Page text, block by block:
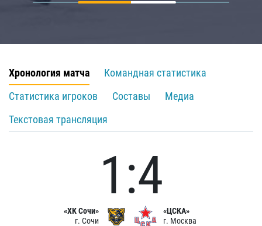
Хронология матча
Командная статистика
Статистика игроков
Составы
Медиа
Текстовая трансляция
«ХК Сочи»
г. Сочи
1:4
«ЦСКА»
г. Москва